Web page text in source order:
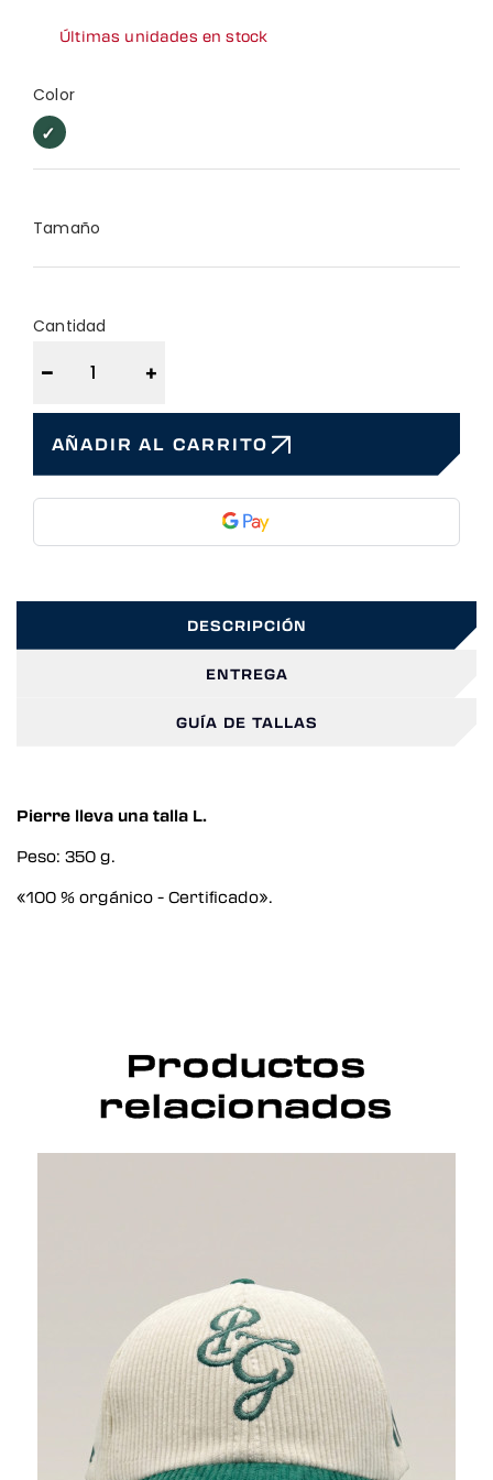
Últimas unidades en stock
Color
Verde
bosquebosque
Tamaño
Cantidad
− +
AÑADIR AL CARRITO
DESCRIPCIÓN
ENTREGA
GUÍA DE TALLAS
Pierre lleva una talla L.
Peso: 350 g.
«100 % orgánico - Certificado».
Productos
relacionados